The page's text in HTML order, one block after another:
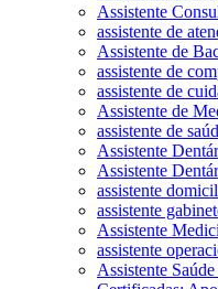
Assistente
assistente de
Assistente de
assistente de
assistente de
Assistente de
assistente de
Assistente
Assistente
assistente
assistente
Assistente
assistente
Assistente